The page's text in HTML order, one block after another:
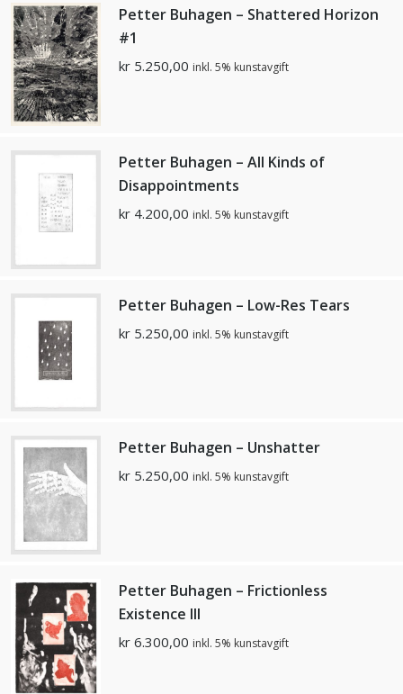
Petter Buhagen – Shattered Horizon
#1
kr 5.250,00 inkl. 5% kunstavgift
Petter Buhagen – All Kinds of
Disappointments
kr 4.200,00 inkl. 5% kunstavgift
Petter Buhagen – Low-Res Tears
kr 5.250,00 inkl. 5% kunstavgift
Petter Buhagen – Unshatter
kr 5.250,00 inkl. 5% kunstavgift
Petter Buhagen – Frictionless
Existence III
kr 6.300,00 inkl. 5% kunstavgift